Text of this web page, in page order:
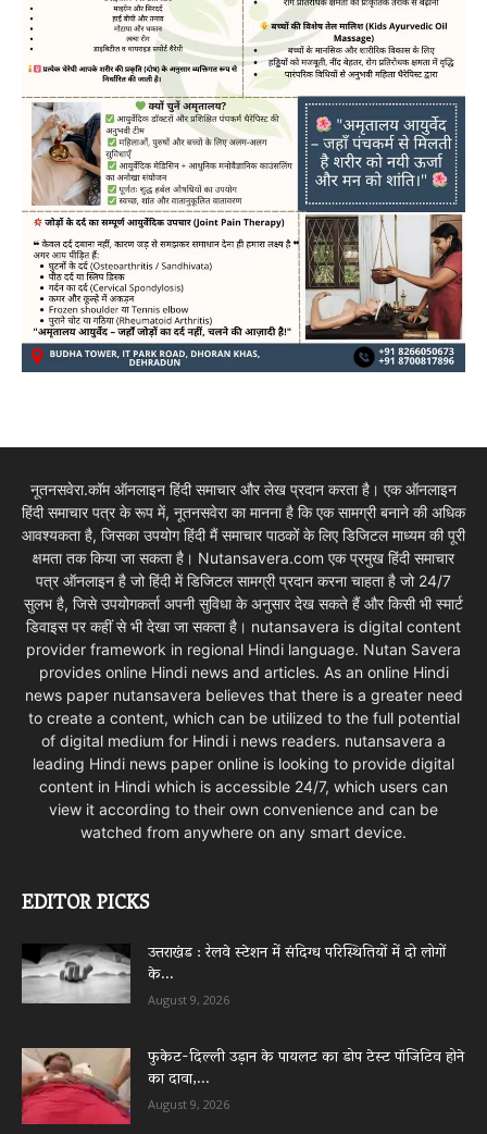
नूतनसवेरा.कॉम ऑनलाइन हिंदी समाचार और लेख प्रदान करता है। एक ऑनलाइन
हिंदी समाचार पत्र के रूप में, नूतनसवेरा का मानना है कि एक सामग्री बनाने की अधिक
आवश्यकता है, जिसका उपयोग हिंदी मैं समाचार पाठकों के लिए डिजिटल माध्यम की पूरी
क्षमता तक किया जा सकता है। Nutansavera.com एक प्रमुख हिंदी समाचार
पत्र ऑनलाइन है जो हिंदी में डिजिटल सामग्री प्रदान करना चाहता है जो 24/7
सुलभ है, जिसे उपयोगकर्ता अपनी सुविधा के अनुसार देख सकते हैं और किसी भी स्मार्ट
डिवाइस पर कहीं से भी देखा जा सकता है। nutansavera is digital content
provider framework in regional Hindi language. Nutan Savera
provides online Hindi news and articles. As an online Hindi
news paper nutansavera believes that there is a greater need
to create a content, which can be utilized to the full potential
of digital medium for Hindi i news readers. nutansavera a
leading Hindi news paper online is looking to provide digital
content in Hindi which is accessible 24/7, which users can
view it according to their own convenience and can be
watched from anywhere on any smart device.
EDITOR PICKS
उत्तराखंड : रेलवे स्टेशन में संदिग्ध परिस्थितियों में दो लोगों
के...
August 9, 2026
फुकेट-दिल्ली उड़ान के पायलट का डोप टेस्ट पॉजिटिव होने
का दावा,...
August 9, 2026